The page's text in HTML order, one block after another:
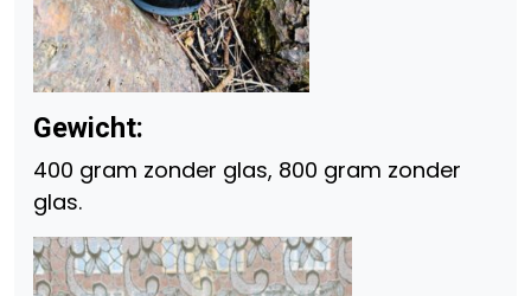
Gewicht:
400 gram zonder glas, 800 gram zonder
glas.